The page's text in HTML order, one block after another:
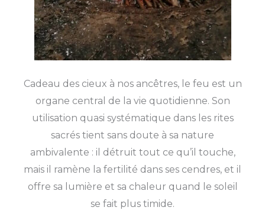
Cadeau des cieux à nos ancêtres, le feu est un
organe central de la vie quotidienne. Son
utilisation quasi systématique dans les rites
sacrés tient sans doute à sa nature
ambivalente : il détruit tout ce qu’il touche,
mais il ramène la fertilité dans ses cendres, et il
offre sa lumière et sa chaleur quand le soleil
se fait plus timide.